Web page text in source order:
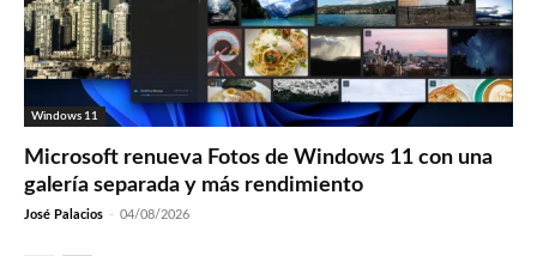
Windows 11
Microsoft renueva Fotos de Windows 11 con una
galería separada y más rendimiento
José Palacios - 04/08/2026